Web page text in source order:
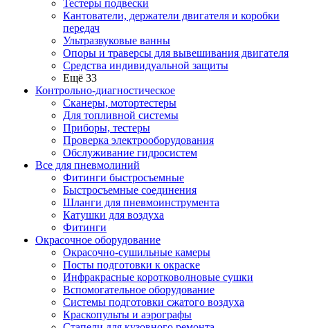
Тестеры подвески
Кантователи, держатели двигателя и коробки
передач
Ультразвуковые ванны
Опоры и траверсы для вывешивания двигателя
Средства индивидуальной защиты
Ещё 33
Контрольно-диагностическое
Сканеры, мотортестеры
Для топливной системы
Приборы, тестеры
Проверка электрооборудования
Обслуживание гидросистем
Все для пневмолиний
Фитинги быстросъемные
Быстросъемные соединения
Шланги для пневмоинструмента
Катушки для воздуха
Фитинги
Окрасочное оборудование
Окрасочно-сушильные камеры
Посты подготовки к окраске
Инфракрасные коротковолновые сушки
Вспомогательное оборудование
Системы подготовки сжатого воздуха
Краскопульты и аэрографы